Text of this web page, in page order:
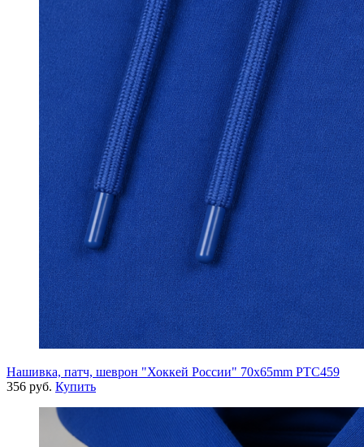
Нашивка, патч, шеврон "Хоккей России" 70x65mm PTC459
356 руб. Купить